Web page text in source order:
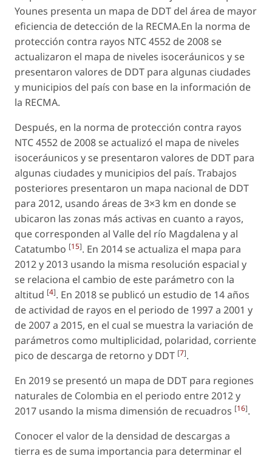
Younes presenta un mapa de DDT del área de mayor
eficiencia de detección de la RECMA.En la norma de
protección contra rayos NTC 4552 de 2008 se
actualizaron el mapa de niveles isoceráunicos y se
presentaron valores de DDT para algunas ciudades
y municipios del país con base en la información de
la RECMA.
Después, en la norma de protección contra rayos
NTC 4552 de 2008 se actualizó el mapa de niveles
isoceráunicos y se presentaron valores de DDT para
algunas ciudades y municipios del país. Trabajos
posteriores presentaron un mapa nacional de DDT
para 2012, usando áreas de 3×3 km en donde se
ubicaron las zonas más activas en cuanto a rayos,
que corresponden al Valle del río Magdalena y al
Catatumbo [15]. En 2014 se actualiza el mapa para
2012 y 2013 usando la misma resolución espacial y
se relaciona el cambio de este parámetro con la
altitud [4]. En 2018 se publicó un estudio de 14 años
de actividad de rayos en el periodo de 1997 a 2001 y
de 2007 a 2015, en el cual se muestra la variación de
parámetros como multiplicidad, polaridad, corriente
pico de descarga de retorno y DDT [7].
En 2019 se presentó un mapa de DDT para regiones
naturales de Colombia en el periodo entre 2012 y
2017 usando la misma dimensión de recuadros [16].
Conocer el valor de la densidad de descargas a
tierra es de suma importancia para determinar el